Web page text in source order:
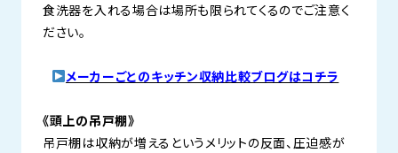
食洗器を入れる場合は場所も限られてくるのでご注意く
ださい。
メーカーごとのキッチン収納比較ブログはコチラ
《頭上の吊戸棚》
吊戸棚は収納が増えるというメリットの反面、圧迫感が